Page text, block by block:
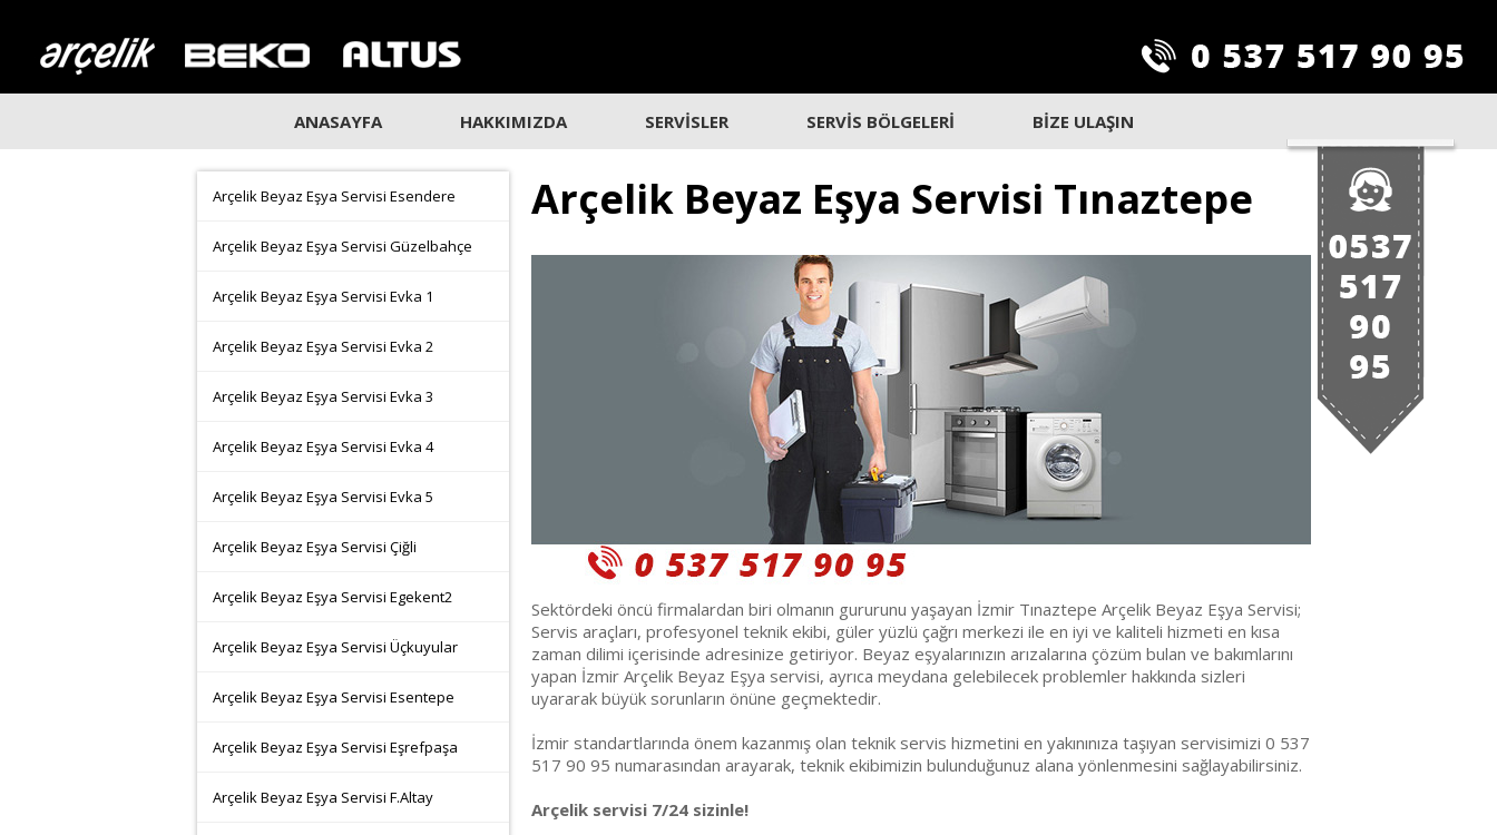
ANASAYFA HAKKIMIZDA SERVİSLER SERVİS BÖLGELERİ BİZE ULAŞIN
Arçelik Beyaz Eşya Servisi Tınaztepe
Sektördeki öncü firmalardan biri olmanın gururunu yaşayan İzmir Tınaztepe Arçelik Beyaz Eşya Servisi;
Servis araçları, profesyonel teknik ekibi, güler yüzlü çağrı merkezi ile en iyi ve kaliteli hizmeti en kısa
zaman dilimi içerisinde adresinize getiriyor. Beyaz eşyalarınızın arızalarına çözüm bulan ve bakımlarını
yapan İzmir Arçelik Beyaz Eşya servisi, ayrıca meydana gelebilecek problemler hakkında sizleri
uyararak büyük sorunların önüne geçmektedir.
İzmir standartlarında önem kazanmış olan teknik servis hizmetini en yakınınıza taşıyan servisimizi 0 537
517 90 95 numarasından arayarak, teknik ekibimizin bulunduğunuz alana yönlenmesini sağlayabilirsiniz.
Arçelik servisi 7/24 sizinle!
Arçelik Beyaz Eşya Servisi Esendere
Arçelik Beyaz Eşya Servisi Güzelbahçe
Arçelik Beyaz Eşya Servisi Evka 1
Arçelik Beyaz Eşya Servisi Evka 2
Arçelik Beyaz Eşya Servisi Evka 3
Arçelik Beyaz Eşya Servisi Evka 4
Arçelik Beyaz Eşya Servisi Evka 5
Arçelik Beyaz Eşya Servisi Çiğli
Arçelik Beyaz Eşya Servisi Egekent2
Arçelik Beyaz Eşya Servisi Üçkuyular
Arçelik Beyaz Eşya Servisi Esentepe
Arçelik Beyaz Eşya Servisi Eşrefpaşa
Arçelik Beyaz Eşya Servisi F.Altay